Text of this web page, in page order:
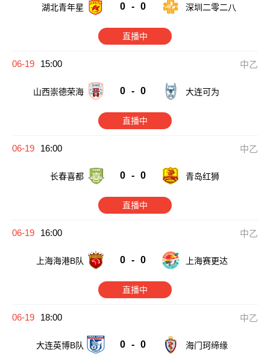
湖北青年星 0 - 0 深圳二零二八
直播中
06-19 15:00 中乙
山西崇德荣海 0 - 0 大连可为
直播中
06-19 16:00 中乙
长春喜都 0 - 0 青岛红狮
直播中
06-19 16:00 中乙
上海海港B队 0 - 0 上海赛更达
直播中
06-19 18:00 中乙
大连英博B队 0 - 0 海门珂缔缘